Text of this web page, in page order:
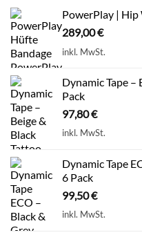
PowerPlay | Hip
289,00€
inkl. MwSt.
Dynamic Tape –
Pack
97,80€
inkl. MwSt.
Dynamic Tape
6 Pack
99,50€
inkl. MwSt.